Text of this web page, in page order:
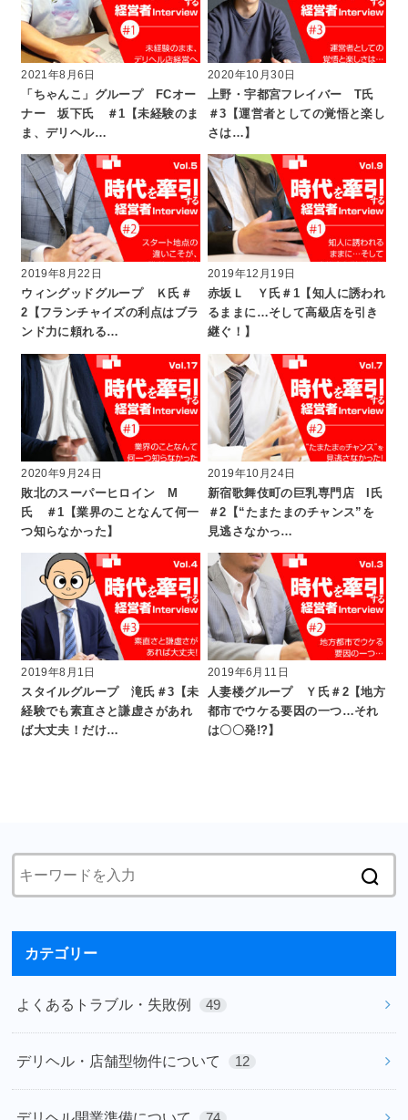
2021年8月6日
「ちゃんこ」グループ FCオー
ナー 坂下氏 ＃1【未経験のま
ま、デリヘル…
2020年10月30日
上野・宇都宮フレイバー T氏
＃3【運営者としての覚悟と楽し
さは…】
2019年8月22日
ウィングッドグループ Ｋ氏＃
2【フランチャイズの利点はブラ
ンド力に頼れる…
2019年12月19日
赤坂Ｌ Ｙ氏＃1【知人に誘われ
るままに…そして高級店を引き
継ぐ！】
2020年9月24日
敗北のスーパーヒロイン M
氏 ＃1【業界のことなんて何一
つ知らなかった】
2019年10月24日
新宿歌舞伎町の巨乳専門店 I氏
＃2【“たまたまのチャンス”を
見逃さなかっ…
2019年8月1日
スタイルグループ 滝氏＃3【未
経験でも素直さと謙虚さがあれ
ば大丈夫！だけ…
2019年6月11日
人妻楼グループ Ｙ氏＃2【地方
都市でウケる要因の一つ…それ
は〇〇発!?】
カテゴリー
よくあるトラブル・失敗例 49
デリヘル・店舗型物件について 12